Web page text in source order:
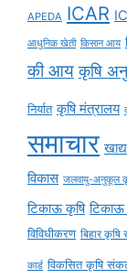
APEDA ICAR
आधुनिक खेती किसान आय
की आय कृषि
निर्यात कृषि मंत्रालय
समाचार
विकास जलवायु-अनुकूल
टिकाऊ कृषि
विविधीकरण बिहार कृषि
कार्ड विकसित कृषि